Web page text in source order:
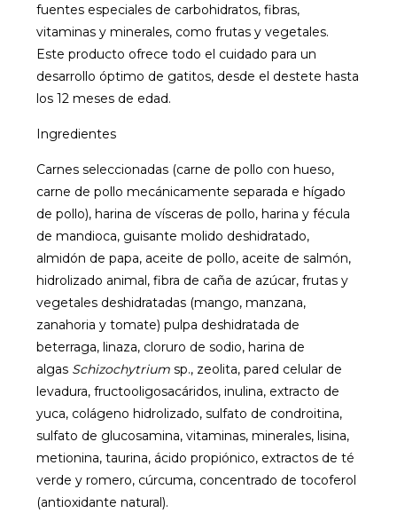
fuentes especiales de carbohidratos, fibras,
vitaminas y minerales, como frutas y vegetales.
Este producto ofrece todo el cuidado para un
desarrollo óptimo de gatitos, desde el destete hasta
los 12 meses de edad.
Ingredientes
Carnes seleccionadas (carne de pollo con hueso,
carne de pollo mecánicamente separada e hígado
de pollo), harina de vísceras de pollo, harina y fécula
de mandioca, guisante molido deshidratado,
almidón de papa, aceite de pollo, aceite de salmón,
hidrolizado animal, fibra de caña de azúcar, frutas y
vegetales deshidratadas (mango, manzana,
zanahoria y tomate) pulpa deshidratada de
beterraga, linaza, cloruro de sodio, harina de
algas Schizochytrium sp., zeolita, pared celular de
levadura, fructooligosacáridos, inulina, extracto de
yuca, colágeno hidrolizado, sulfato de condroitina,
sulfato de glucosamina, vitaminas, minerales, lisina,
metionina, taurina, ácido propiónico, extractos de té
verde y romero, cúrcuma, concentrado de tocoferol
(antioxidante natural).